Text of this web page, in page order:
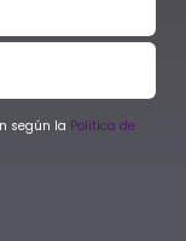
según la Política de